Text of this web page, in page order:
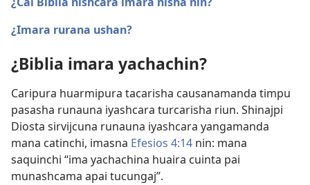
¿Imara rurana ushan?
¿Biblia imara yachachin?
Caripura huarmipura tacarisha causanamanda timpu
pasasha runauna iyashcara turcarisha riun. Shinajpi
Diosta sirvijcuna runauna iyashcara yangamanda
mana catinchi, imasna Efesios 4:14 nin: mana
saquinchi “ima yachachina huaira cuinta pai
munashcama apai tucungaj”.